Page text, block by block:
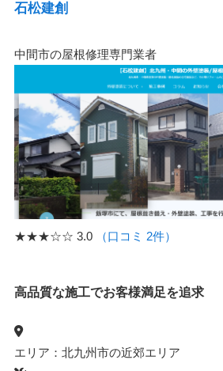
石松建創
中間市の屋根修理専門業者
★★★☆☆ 3.0 （口コミ 2件）
高品質な施工でお客様満足を追求
エリア：北九州市の近郊エリア